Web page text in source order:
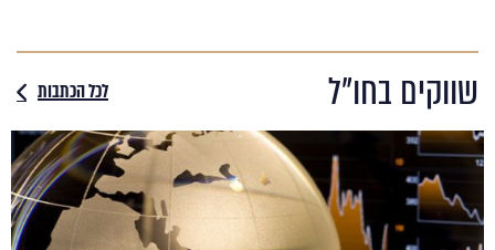
שווקים בחו"ל לכל הכתבות